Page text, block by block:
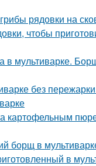
рядовки на
чтобы
в мультиварке.
без
картофельным
борщ в
в